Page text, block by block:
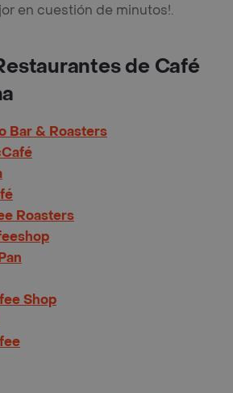
en cuestión de minutos!.
de Café
Bar & Roasters
Roasters
Shop